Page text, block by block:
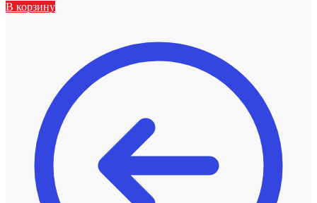
В корзину